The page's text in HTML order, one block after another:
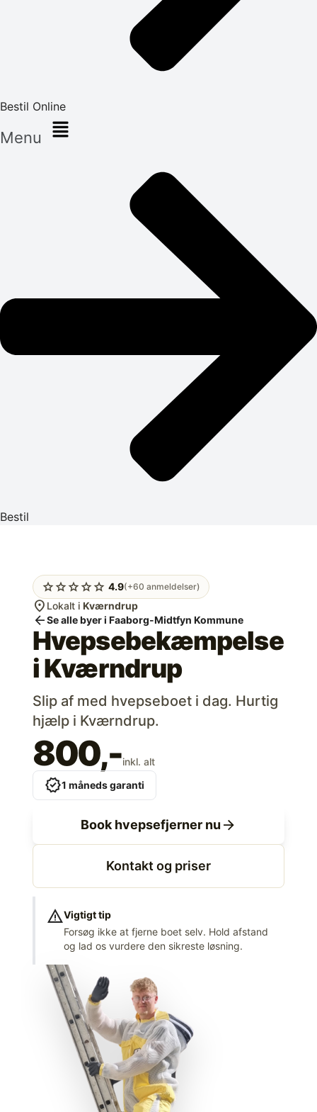
Bestil Online
Menu
Bestil
starstarstarstarstar 4.9(+60 anmeldelser)
location_on Lokalt i Kværndrup
arrow_backSe alle byer i Faaborg-Midtfyn Kommune
Hvepsebekæmpelse
iKværndrup
Slip af med hvepseboet i dag. Hurtig
hjælp i Kværndrup.
800,-inkl. alt
verified1 måneds garanti
Book hvepsefjerner nu arrow_forward
Kontakt og priser
warningVigtigt tip
Forsøg ikke at fjerne boet selv. Hold afstand
og lad os vurdere den sikreste løsning.